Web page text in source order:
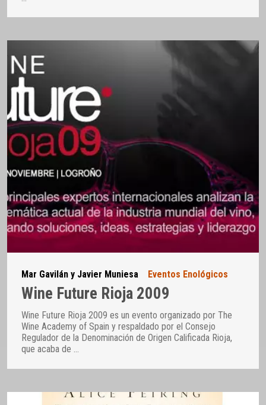
Mar Gavilán y Javier Muniesa Eventos Enológicos
Wine Future Rioja 2009
Wine Future Rioja 2009 es un evento organizado por The
Wine Academy of Spain y respaldado por el Consejo
Regulador de la Denominación de Origen Calificada Rioja,
que acaba de …